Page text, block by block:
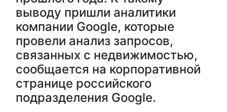
выводу пришли аналитики
компании Google, которые
провели анализ запросов,
связанных с недвижимостью,
сообщается на корпоративной
странице российского
подразделения Google.